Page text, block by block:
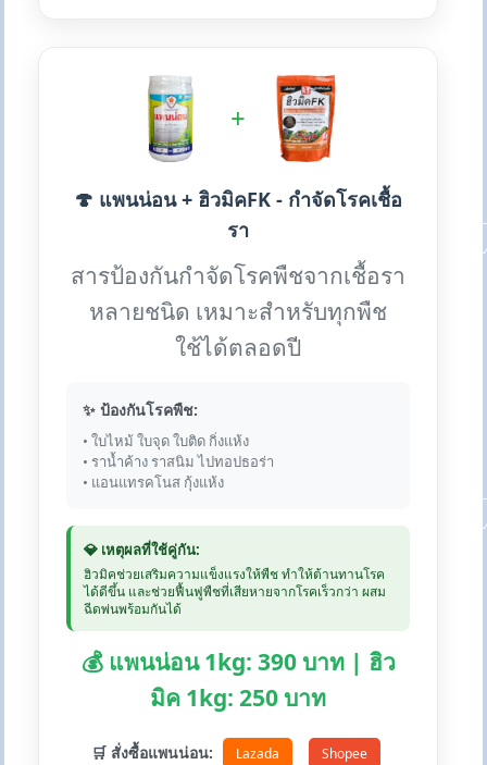
+
🍄 แพนน่อน + ฮิวมิคFK - กำจัดโรคเชื้อ
รา
สารป้องกันกำจัดโรคพืชจากเชื้อรา
หลายชนิด เหมาะสำหรับทุกพืช
ใช้ได้ตลอดปี
✨ ป้องกันโรคพืช:
• ใบไหม้ ใบจุด ใบติด กิ่งแห้ง
• ราน้ำค้าง ราสนิม ไปทอปธอร่า
• แอนแทรคโนส กุ้งแห้ง
💎 เหตุผลที่ใช้คู่กัน:
ฮิวมิคช่วยเสริมความแข็งแรงให้พืช ทำให้ต้านทานโรค
ได้ดีขึ้น และช่วยฟื้นฟูพืชที่เสียหายจากโรคเร็วกว่า ผสม
ฉีดพ่นพร้อมกันได้
💰 แพนน่อน 1kg: 390 บาท | ฮิว
มิค 1kg: 250 บาท
🛒 สั่งซื้อแพนน่อน: Lazada Shopee